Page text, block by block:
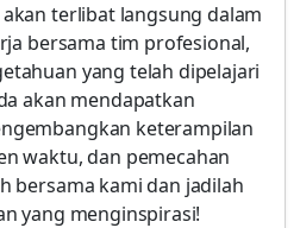
terlibat langsung dalam
bersama tim profesional,
yang telah dipelajari
akan mendapatkan
keterampilan
waktu, dan pemecahan
bersama kami dan jadilah
yang menginspirasi!